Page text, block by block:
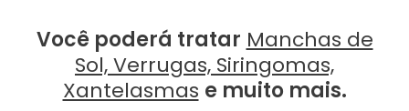
Você poderá tratar Manchas de
Sol, Verrugas, Siringomas,
Xantelasmas e muito mais.